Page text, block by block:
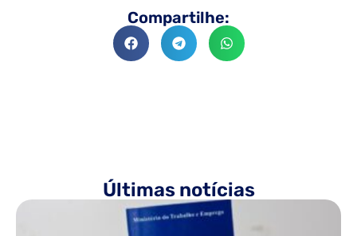
Compartilhe:
Últimas notícias